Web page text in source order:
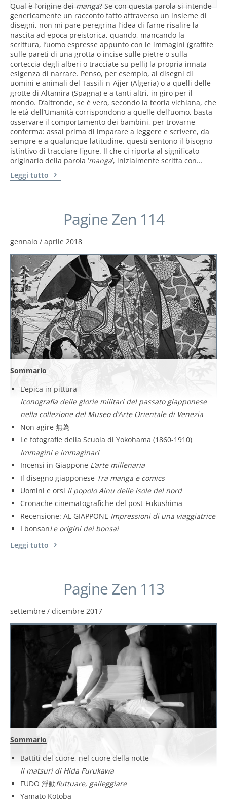
Qual è l’origine dei manga? Se con questa parola si intende
genericamente un racconto fatto attraverso un insieme di
disegni, non mi pare peregrina l’idea di farne risalire la
nascita ad epoca preistorica, quando, mancando la
scrittura, l’uomo espresse appunto con le immagini (graffite
sulle pareti di una grotta o incise sulle pietre o sulla
corteccia degli alberi o tracciate su pelli) la propria innata
esigenza di narrare. Penso, per esempio, ai disegni di
uomini e animali del Tassili-n-Ajjer (Algeria) o a quelli delle
grotte di Altamira (Spagna) e a tanti altri, in giro per il
mondo. D’altronde, se è vero, secondo la teoria vichiana, che
le età dell’Umanità corrispondono a quelle dell’uomo, basta
osservare il comportamento dei bambini, per trovarne
conferma: assai prima di imparare a leggere e scrivere, da
sempre e a qualunque latitudine, questi sentono il bisogno
istintivo di tracciare figure. Il che ci riporta al significato
originario della parola ‘manga’, inizialmente scritta con...
Leggi tutto
Pagine Zen 114
gennaio / aprile 2018
Sommario
L’epica in pittura
Iconografia delle glorie militari del passato giapponese
nella collezione del Museo d’Arte Orientale di Venezia
Non agire 無為
Le fotografie della Scuola di Yokohama (1860-1910)
Immagini e immaginari
Incensi in Giappone L’arte millenaria
Il disegno giapponese Tra manga e comics
Uomini e orsi Il popolo Ainu delle isole del nord
Cronache cinematografiche del post-Fukushima
Recensione: AL GIAPPONE Impressioni di una viaggiatrice
I bonsanLe origini dei bonsai
Leggi tutto
Pagine Zen 113
settembre / dicembre 2017
Sommario
Battiti del cuore, nel cuore della notte
Il matsuri di Hida Furukawa
FUDŌ 浮動fluttuare, galleggiare
Yamato Kotoba